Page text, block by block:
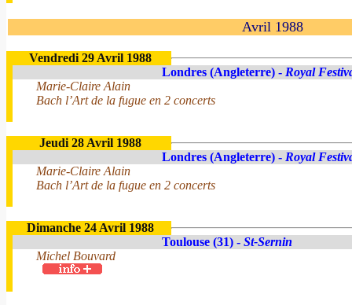
Avril 1988
Vendredi 29 Avril 1988
Londres (Angleterre) - Royal
Marie-Claire Alain
Bach l’Art de la fugue en 2 concerts
Jeudi 28 Avril 1988
Londres (Angleterre) - Royal
Marie-Claire Alain
Bach l’Art de la fugue en 2 concerts
Dimanche 24 Avril 1988
Toulouse (31) - St-Sernin
Michel Bouvard